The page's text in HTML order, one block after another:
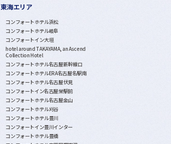
東海エリア
コンフォートホテル浜松
コンフォートホテル岐阜
コンフォートイン大垣
hotel around TAKAYAMA, an Ascend
Collection Hotel
コンフォートホテル名古屋新幹線口
コンフォートホテルERA名古屋名駅南
コンフォートホテル名古屋伏見
コンフォートイン名古屋栄駅前
コンフォートホテル名古屋金山
コンフォートホテル刈谷
コンフォートホテル豊川
コンフォートイン豊川インター
コンフォートホテル豊橋